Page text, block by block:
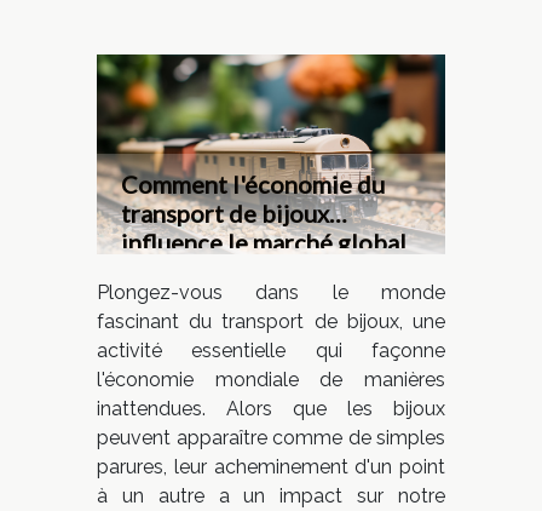
Comment l'économie du
transport de bijoux
influence le marché global
Plongez-vous dans le monde
fascinant du transport de bijoux, une
activité essentielle qui façonne
l'économie mondiale de manières
inattendues. Alors que les bijoux
peuvent apparaître comme de simples
parures, leur acheminement d'un point
à un autre a un impact sur notre